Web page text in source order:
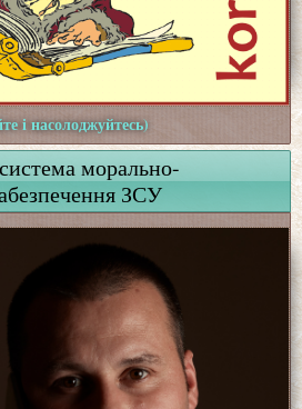
і насолоджуйтесь)
морально-
ЗСУ